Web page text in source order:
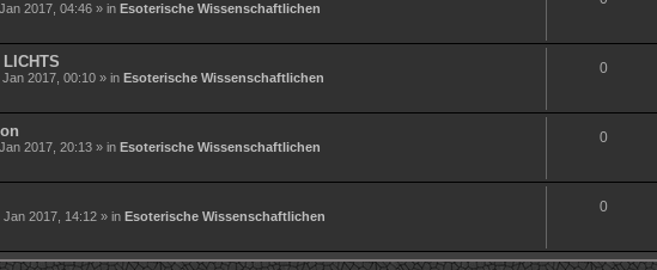
2017, 04:46 » in Esoterische Wissenschaftlichen
Jan 2017, 00:10 » in Esoterische Wissenschaftlichen
0
2017, 20:13 » in Esoterische Wissenschaftlichen
0
Jan 2017, 14:12 » in Esoterische Wissenschaftlichen
0